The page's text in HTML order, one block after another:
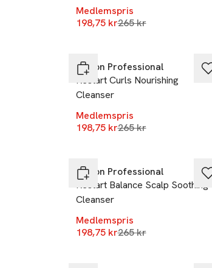
Medlemspris
198,75 krLägsta pris 30 dagar
265 kr
Revlon Professional
Restart Curls Nourishing
Cleanser
Medlemspris
198,75 krLägsta pris 30 dagar
265 kr
Revlon Professional
Restart Balance Scalp Soothing
Cleanser
Medlemspris
198,75 krLägsta pris 30 dagar
265 kr